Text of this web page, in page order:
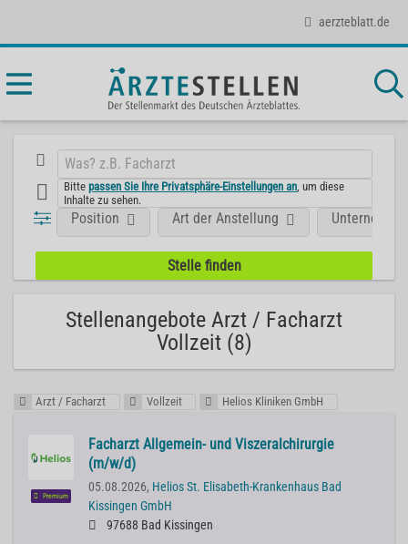
aerzteblatt.de
Bittepassen Sie Ihre Privatsphäre-Einstellungen an , um diese
Inhalte zu sehen.
Position Art der Anstellung
Stellenangebote Arzt / Facharzt
Vollzeit (8)
Arzt / Facharzt Vollzeit Helios Kliniken GmbH
Premium
Facharzt Allgemein- und Viszeralchirurgie
(m/w/d)
05.08.2026, Helios St. Elisabeth-Krankenhaus Bad
Kissingen GmbH
97688 Bad Kissingen